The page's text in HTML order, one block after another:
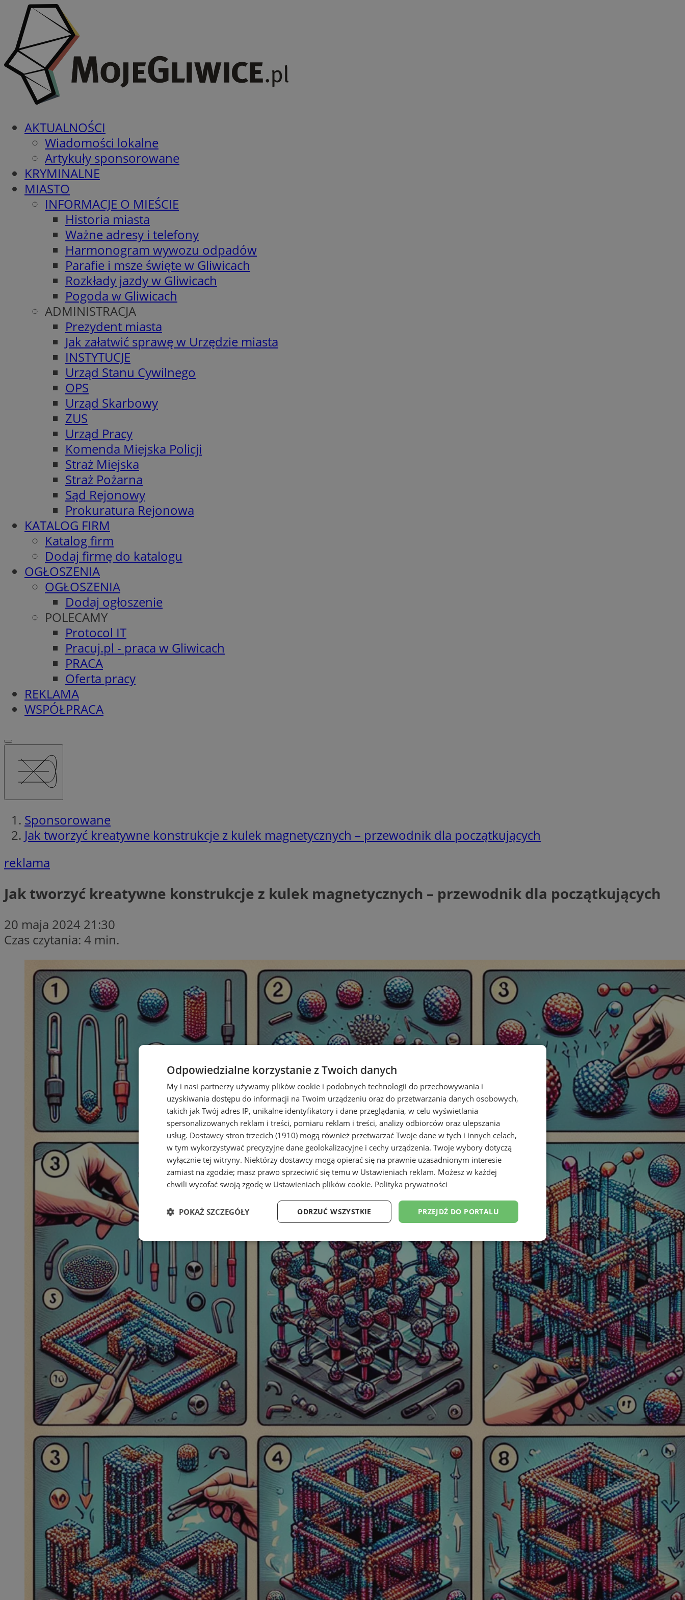
AKTUALNOŚCI
Wiadomości lokalne
Artykuły sponsorowane
KRYMINALNE
MIASTO
INFORMACJE O MIEŚCIE
Historia miasta
Ważne adresy i telefony
Harmonogram wywozu odpadów
Parafie i msze święte w Gliwicach
Rozkłady jazdy w Gliwicach
Pogoda w Gliwicach
ADMINISTRACJA
Prezydent miasta
Jak załatwić sprawę w Urzędzie miasta
INSTYTUCJE
Urząd Stanu Cywilnego
OPS
Urząd Skarbowy
ZUS
Urząd Pracy
Komenda Miejska Policji
Straż Miejska
Straż Pożarna
Sąd Rejonowy
Prokuratura Rejonowa
KATALOG FIRM
Katalog firm
Dodaj firmę do katalogu
OGŁOSZENIA
OGŁOSZENIA
Dodaj ogłoszenie
POLECAMY
Protocol IT
Pracuj.pl - praca w Gliwicach
PRACA
Oferta pracy
REKLAMA
WSPÓŁPRACA
Sponsorowane
Jak tworzyć kreatywne konstrukcje z kulek magnetycznych – przewodnik dla początkujących
reklama
Jak tworzyć kreatywne konstrukcje z kulek magnetycznych – przewodnik dla początkujących
20 maja 2024 21:30
Czas czytania: 4 min.
Odpowiedzialne korzystanie z Twoich danych
My i nasi partnerzy używamy plików cookie i podobnych technologii do przechowywania i
uzyskiwania dostępu do informacji na Twoim urządzeniu oraz do przetwarzania danych osobowych,
takich jak Twój adres IP, unikalne identyfikatory i dane przeglądania, w celu wyświetlania
spersonalizowanych reklam i treści, pomiaru reklam i treści, analizy odbiorców oraz ulepszania
usług. Dostawcy stron trzecich (1910) mogą również przetwarzać Twoje dane w tych i innych celach,
w tym wykorzystywać precyzyjne dane geolokalizacyjne i cechy urządzenia. Twoje wybory dotyczą
wyłącznie tej witryny. Niektórzy dostawcy mogą opierać się na prawnie uzasadnionym interesie
zamiast na zgodzie; masz prawo sprzeciwić się temu w Ustawieniach reklam. Możesz w każdej
chwili wycofać swoją zgodę w Ustawieniach plików cookie. Polityka prywatności
PRZEJDŹ DO PORTALU
ODRZUĆ WSZYSTKIE
POKAŻ SZCZEGÓŁY
Niezbędne Wydajność Targetowanie Funkcjonalność Niesklasyfikowane
Niezbędne Wydajność Targetowanie Funkcjonalność Niesklasyfikowane
Niezbędne pliki cookie umożliwiają korzystanie z podstawowych funkcji strony internetowej, takich jak logowanie użytkownika i
zarządzanie kontem. Bez niezbędnych plików cookie nie można prawidłowo korzystać ze strony internetowej.
Nazwa
Provider/
Domena
Okres
przechowywania
Opis
SessID mojegliwice.pl 1 rok
Ten plik cookie przechowuje identyfikator sesji.
QeSessID
mojegliwice.pl 1 rok
Ten plik cookie przechowuje identyfikator sesji.
MvSessID
mojegliwice.pl 1 rok
Ten plik cookie przechowuje identyfikator sesji.
msToken
.tiktok.com 1 tydzień 3 dni
Ten plik cookie jest używany do celów uwierzytelniania
pozostają zalogowani, a ich dane są zabezpieczone, jak
poruszać się przez witrynę internetową lub interakcji z
jej usług.
VISITOR_PRIVACY_METADATA
YouTube
.youtube.com
5 miesięcy 4
tygodnie
Ten plik cookie przechowuje informacje o zgodzie
użytkownika oraz jego preferencjach dotyczących
prywatności podczas korzystania z witryny. Rejestruje
wybory dotyczące polityki prywatności i ustawień
zgody, zapewniając ich przestrzeganie w kolejnych
wizytach. Dzięki temu użytkownik nie musi ponownie
konfigurować swoich preferencji, co zwiększa wygodę i
zgodność z regulacjami ochrony danych.
CookieScriptConsent
CookieScript
mojegliwice.pl
4 tygodnie 2 dni
Ten plik cookie jest używany przez usługę Cookie-
Script.com do zapamiętywania preferencji dotyczących
zgody użytkownika na pliki cookie. Jest to konieczne,
aby baner cookie Cookie-Script.com działał poprawnie.
Nazwa
Provider
Okres
Opis
Nazwa Provider/Domena
Okres
przechowywania
Opis
Google Privacy Policy